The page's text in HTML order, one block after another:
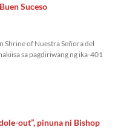
Suceso
Shrine of Nuestra Señora del
sa pagdiriwang ng ika-401
out”, pinuna ni Bishop